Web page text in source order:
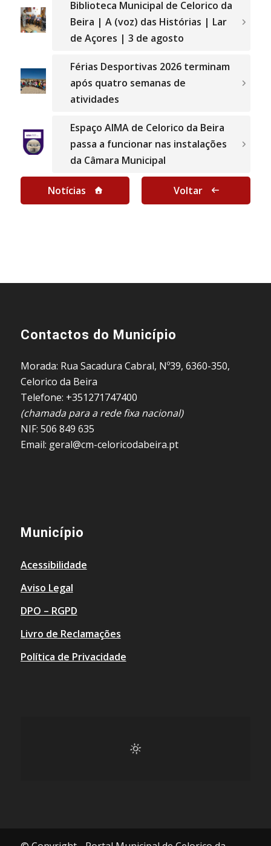
Biblioteca Municipal de Celorico da
Beira | A (voz) das Histórias | Lar
de Açores | 3 de agosto
Férias Desportivas 2026 terminam
após quatro semanas de
atividades
Espaço AIMA de Celorico da Beira
passa a funcionar nas instalações
da Câmara Municipal
Notícias Voltar
Contactos do Município
Morada: Rua Sacadura Cabral, Nº39, 6360-350,
Celorico da Beira
Telefone: +351271747400
(chamada para a rede fixa nacional)
NIF: 506 849 635
Email: geral@cm-celoricodabeira.pt
Município
Acessibilidade
Aviso Legal
DPO – RGPD
Livro de Reclamações
Política de Privacidade